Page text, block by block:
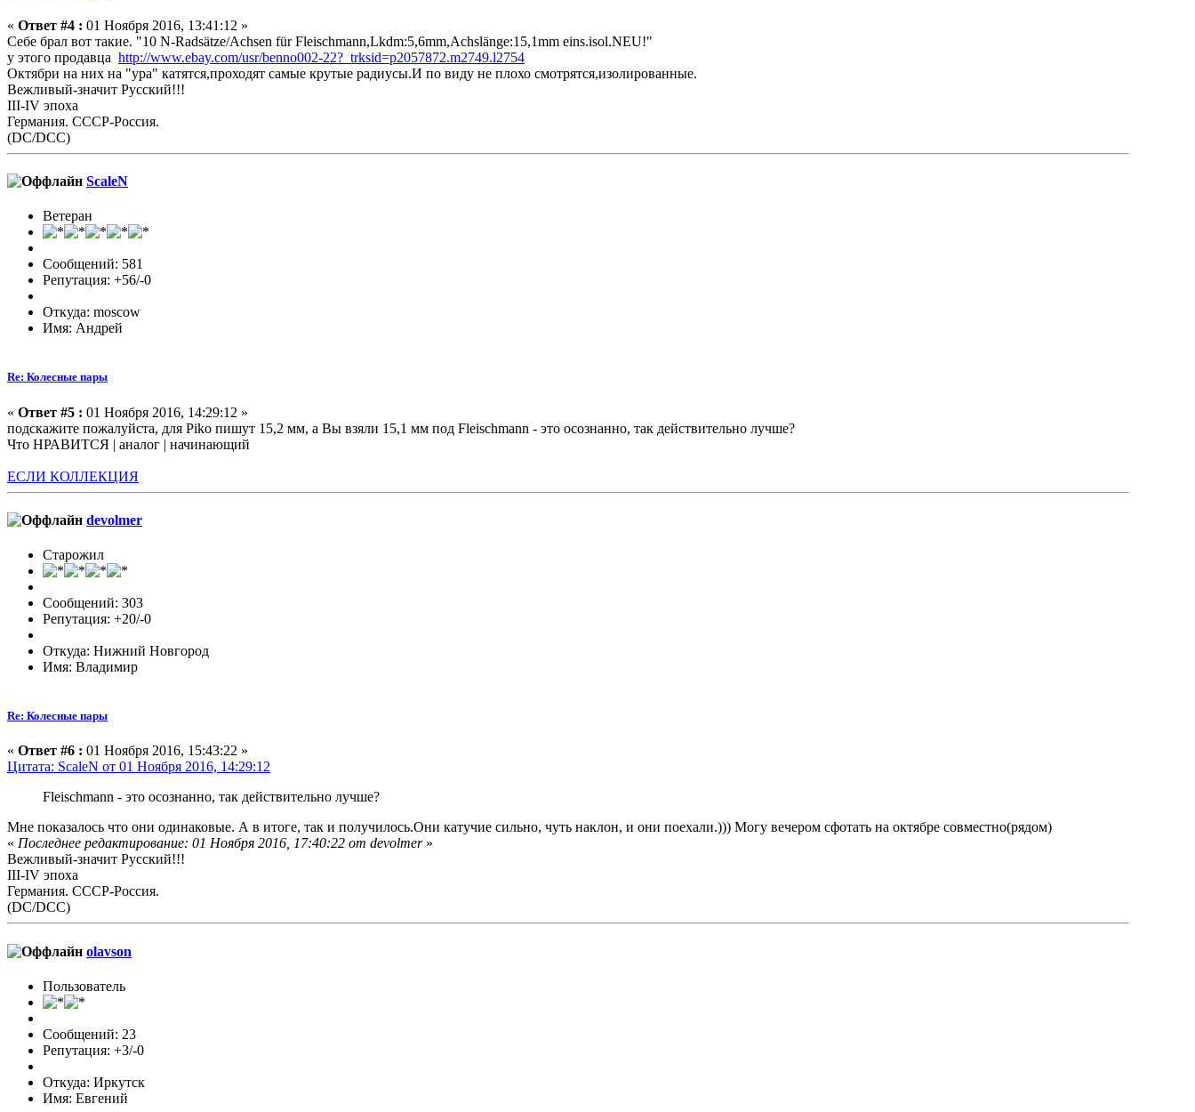
« Ответ #4 : 01 Ноября 2016, 13:41:12 »
Себе брал вот такие. "10 N-Radsätze/Achsen für Fleischmann,Lkdm:5,6mm,Achslänge:15,1mm eins.isol.NEU!"
у этого продавца http://www.ebay.com/usr/benno002-22?_trksid=p2057872.m2749.l2754
Октябри на них на "ура" катятся,проходят самые крутые радиусы.И по виду не плохо смотрятся,изолированные.
Вежливый-значит Русский!!!
III-IV эпоха
Германия. СССР-Россия.
(DC/DCC)
ScaleN
Ветеран
Сообщений: 581
Репутация: +56/-0
Откуда: moscow
Имя: Андрей
Re: Колесные пары
« Ответ #5 : 01 Ноября 2016, 14:29:12 »
подскажите пожалуйста, для Piko пишут 15,2 мм, а Вы взяли 15,1 мм под Fleischmann - это осознанно, так действительно лучше?
Что НРАВИТСЯ | аналог | начинающий
ЕСЛИ КОЛЛЕКЦИЯ
devolmer
Старожил
Сообщений: 303
Репутация: +20/-0
Откуда: Нижний Новгород
Имя: Владимир
Re: Колесные пары
« Ответ #6 : 01 Ноября 2016, 15:43:22 »
Цитата: ScaleN от 01 Ноября 2016, 14:29:12
Fleischmann - это осознанно, так действительно лучше?
Мне показалось что они одинаковые. А в итоге, так и получилось.Они катучие сильно, чуть наклон, и они поехали.))) Могу вечером сфотать на октябре совместно(рядом)
« Последнее редактирование: 01 Ноября 2016, 17:40:22 от devolmer»
Вежливый-значит Русский!!!
III-IV эпоха
Германия. СССР-Россия.
(DC/DCC)
olavson
Пользователь
Сообщений: 23
Репутация: +3/-0
Откуда: Иркутск
Имя: Евгений